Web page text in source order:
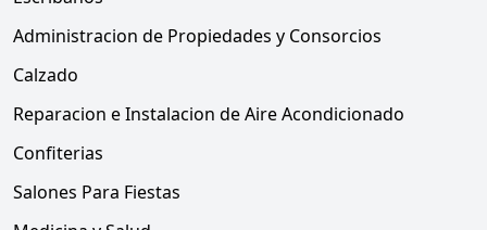
Administracion de Propiedades y Consorcios
Calzado
Reparacion e Instalacion de Aire Acondicionado
Confiterias
Salones Para Fiestas